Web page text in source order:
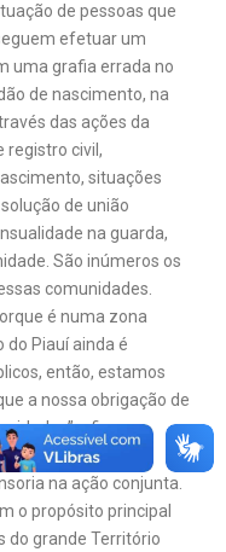
de pessoas que
efetuar um
uma grafia errada no
de nascimento, na
das ações da
registro civil,
situações
de união
na guarda,
São inúmeros os
comunidades.
é numa zona
do Piauí ainda é
então, estamos
a nossa obrigação de
afirma.
destaca a
na ação conjunta.
o propósito principal
do grande Território